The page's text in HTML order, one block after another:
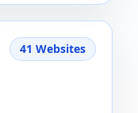
41 Websites